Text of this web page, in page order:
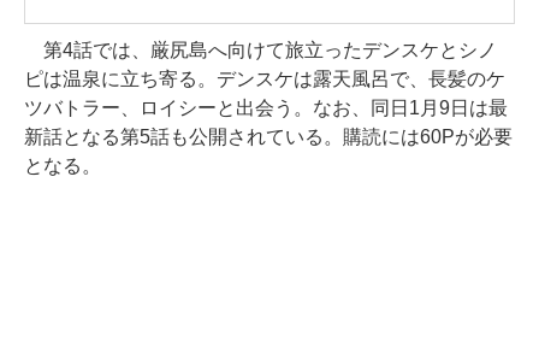
第4話では、厳尻島へ向けて旅立ったデンスケとシノ
ピは温泉に立ち寄る。デンスケは露天風呂で、長髪のケ
ツバトラー、ロイシーと出会う。なお、同日1月9日は最
新話となる第5話も公開されている。購読には60Pが必要
となる。